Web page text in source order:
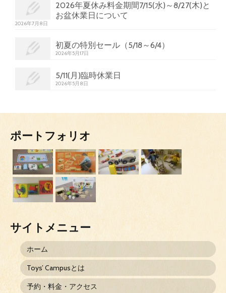
2026年夏休み料金期間7/15(水)～8/27(木)と
お盆休業日について
2026年7月8日
初夏の特別セール（5/18～6/4）
2026年5月17日
5/11(月)臨時休業日
2026年5月8日
ポートフォリオ
サイトメニュー
ホーム
Toys’ Campusとは
予約・料金・アクセス